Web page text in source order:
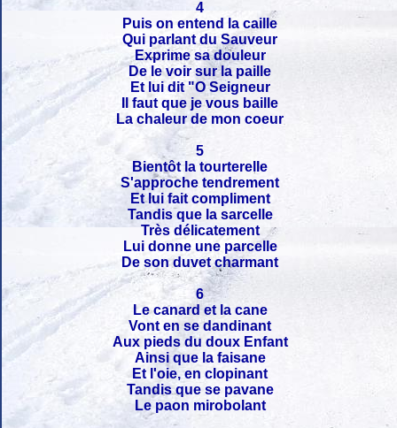
4
Puis on entend la caille
Qui parlant du Sauveur
Exprime sa douleur
De le voir sur la paille
Et lui dit "O Seigneur
Il faut que je vous baille
La chaleur de mon coeur
5
Bientôt la tourterelle
S'approche tendrement
Et lui fait compliment
Tandis que la sarcelle
Très délicatement
Lui donne une parcelle
De son duvet charmant
6
Le canard et la cane
Vont en se dandinant
Aux pieds du doux Enfant
Ainsi que la faisane
Et l'oie, en clopinant
Tandis que se pavane
Le paon mirobolant